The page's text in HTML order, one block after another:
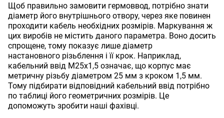
Щоб правильно замовити гермоввод, потрібно знати
діаметр його внутрішнього отвору, через яке повинен
проходити кабель необхідних розмірів. Маркування ж
цих виробів не містить даного параметра. Воно досить
спрощене, тому показує лише діаметр
настановного різьблення і її крок. Наприклад,
кабельний ввід М25х1,5 означає, що корпус має
метричну різьбу діаметром 25 мм з кроком 1,5 мм.
Тому підбирати відповідний кабельний ввід потрібно
по таблиці його геометричних розмірів. Це
допоможуть зробити наші фахівці.